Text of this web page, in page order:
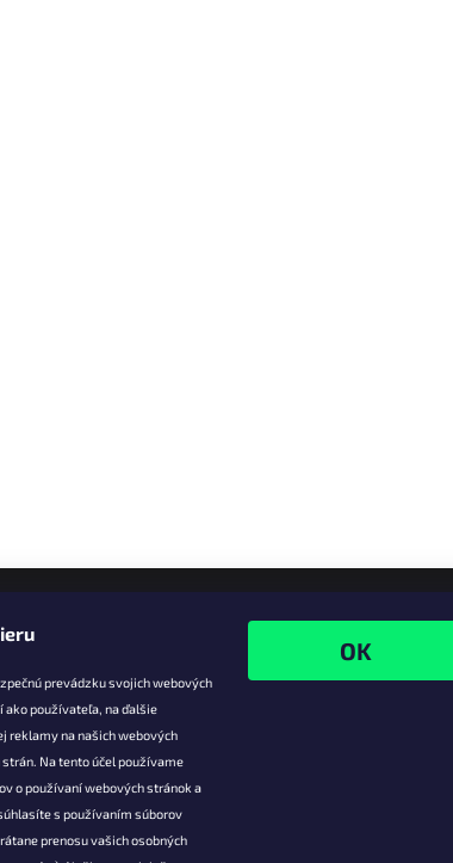
prevádzku svojich webových
ako používateľa, na ďalšie
reklamy na našich webových
Na tento účel používame
o používaní webových stránok a
s používaním súborov
prenosu vašich osobných
Facebook